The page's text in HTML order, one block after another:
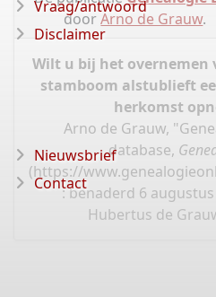
doorArno de Grauw.
Wilt u bij het overnemen
stamboom alstublieft
herkomst
Arno de Grauw,
database,
(https://
: benaderd 6
Hubertus de
Vraag/antwoord
Disclaimer
Nieuwsbrief
Contact